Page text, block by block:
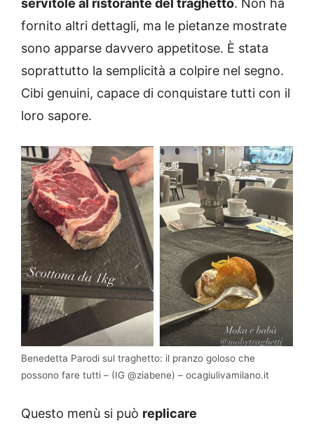
servitole al ristorante del traghetto. Non ha
fornito altri dettagli, ma le pietanze mostrate
sono apparse davvero appetitose. È stata
soprattutto la semplicità a colpire nel segno.
Cibi genuini, capace di conquistare tutti con il
loro sapore.
Benedetta Parodi sul traghetto: il pranzo goloso che
possono fare tutti – (IG @ziabene) – ocagiulivamilano.it
Questo menù si può replicare